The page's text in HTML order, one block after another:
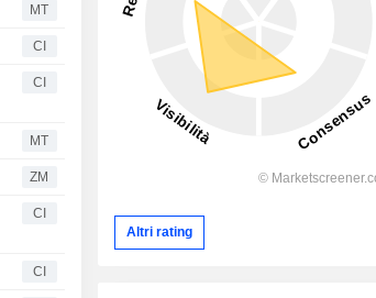
MT
CI
CI
MT
ZM
CI
CI
Altri rating